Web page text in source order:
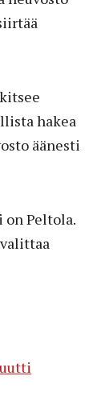
hakea
äänesti
Peltola.